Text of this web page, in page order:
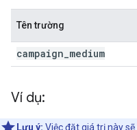
Tên trường
campaign medium
Ví dụ:
Lưu ý: Việc đặt giá trị này